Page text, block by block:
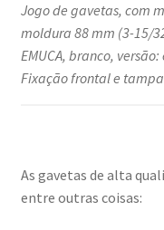
Jogo de gavetas, com
moldura 88 mm (3-15/
EMUCA, branco,
Fixação frontal e
As gavetas de alta
entre outras coisas: